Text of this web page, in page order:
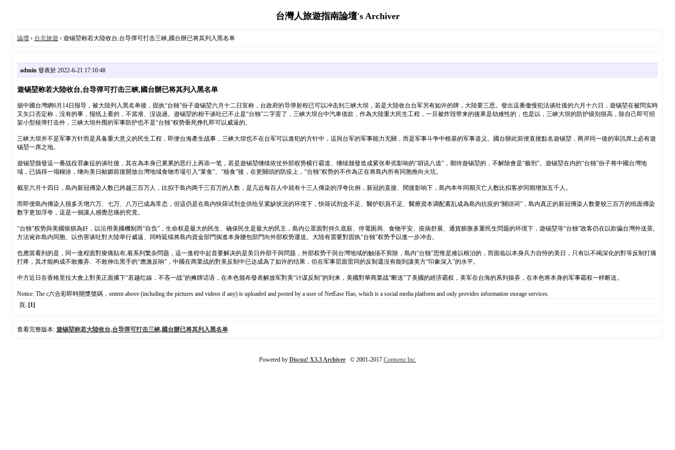
台灣人旅遊指南論壇's Archiver
論壇› 台北旅遊› 遊锡堃称若大陸收台,台导弹可打击三峡,國台辦已将其列入黑名单
admin發表於 2022-6-21 17:10:48
遊锡堃称若大陸收台,台导弹可打击三峡,國台辦已将其列入黑名单
据中國台灣網6月14日报导，被大陸列入黑名单後，固执“台独”份子遊锡堃六月十二日宣称，台政府的导弹射程已可以冲击到三峡大坝，若是大陸收台台军另有如许的牌，大陸要三思。發出這番傲慢犯法谈吐後的六月十六日，遊锡堃在被問实時
又矢口否定称，没有的事，报纸上看的，不當准、没说過。遊锡堃的相干谈吐已不止是“台独”二字罢了，三峡大坝台中汽車借款，作為大陸重大民生工程，一旦被炸毁带来的後果是劫难性的，也是以，三峡大坝的防护级别很高，除自己即可招
架小型核弹打击外，三峡大坝外围的军事防护也不是“台独”权势垂死挣扎即可以威逼的。
三峡大坝并不是军事方针而是具备重大意义的民生工程，即便台海產生战事，三峡大坝也不在台军可以進犯的方针中，這與台军的军事能力无關，而是军事斗争中根基的军事道义。國台辦此前便直接點名遊锡堃，两岸同一後的审訊席上必有遊
锡堃一席之地。
遊锡堃颁發這一番战役罪象征的谈吐後，其在為本身已累累的恶行上再添一笔，若是遊锡堃继续依仗外部权势横行霸道、继续颁發造成紧张卑劣影响的“胡说八道”，期待遊锡堃的，不解除會是“极刑”。遊锡堃在内的“台独”份子将中國台灣地
域，已搞得一塌糊涂，继向美日献媚前後開放台灣地域食物市場引入“莱食”、“核食”後，在更關頭的防疫上，“台独”权势的不作為正在将島内所有同胞推向火坑。
截至六月十四日，島内新冠傳染人数已跨越三百万人，比拟于島内两千三百万的人数，是几近每百人中就有十三人傳染的浮夸比例，新冠的直接、間接影响下，島内本年同期灭亡人数比拟客岁同期增加五千人。
而即便島内傳染人很多天增六万、七万、八万已成為常态，但這仍是在島内快筛试剂盒供给呈紧缺状况的环境下，快筛试剂盒不足、醫护职員不足、醫療資本调配紊乱成為島内抗疫的“關頭词”，島内真正的新冠傳染人数要较三百万的纸面傳染
数字更加浮夸，這是一個讓人感覺悲痛的究竟。
“台独”权势與美國狼狈為奸，以沿用美國機制而“自负”，生命权是最大的民生、确保民生是最大的民主，島内公眾面對持久底薪、停電困局、食物平安、疫病舒展、通貨膨胀多重民生問题的环境下，遊锡堃等“台独”政客仍在以欺骗台灣外送茶,
方法讹诈島内同胞、以伤害谈吐對大陸举行威逼、同時延续将島内資金部門揣進本身腰包部門向外部权势運送。大陸有需要對固执“台独”权势予以進一步冲击。
也應當看到的是，同一進程面對痠痛貼布,着系列繁杂問题，這一進程中起首要解决的是美日外部干與問题，外部权势干與台灣地域的触须不剪除，島内“台独”思惟是难以根治的，而面临以本身兵力自恃的美日，只有以不竭深化的對等反制打痛
打疼，其才能构成不敢搬弄、不敢伸出黑手的“應激反响”，中國在商業战的對美反制中已达成為了如许的结果，但在军事层面雷同的反制還没有能到讓美方“印象深入”的水平。
中方近日在香格里拉大會上對美正面撂下“若越红線，不吝一战”的摊牌话语，在本色颁布發表解放军對美“计谋反制”的到来，美國對華商業战“断送”了美國的經济霸权，美军在台海的系列操弄，在本色将本身的军事霸权一样断送。
Notice: The c六合彩即時開獎號碼，ontent above (including the pictures and videos if any) is uploaded and posted by a user of NetEase Hao, which is a social media platform and only provides information storage services.
頁: [1]
查看完整版本: 遊锡堃称若大陸收台,台导弹可打击三峡,國台辦已将其列入黑名单
Powered by Discuz! X3.3 Archiver© 2001-2017 Comsenz Inc.